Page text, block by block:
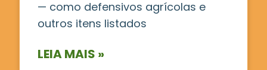
— como defensivos agrícolas e
outros itens listados
LEIA MAIS »